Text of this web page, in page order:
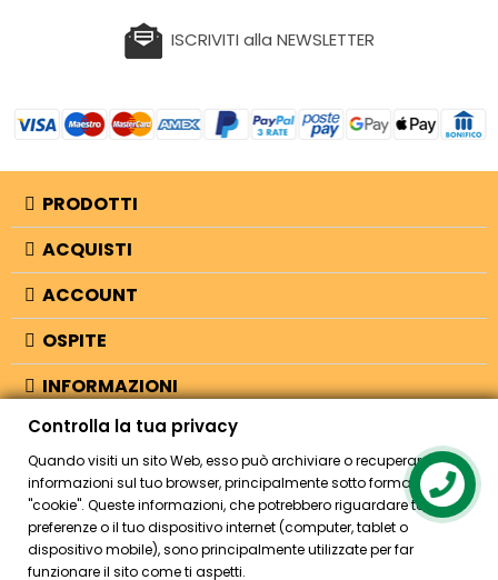
ISCRIVITI alla NEWSLETTER
PRODOTTI
ACQUISTI
ACCOUNT
OSPITE
INFORMAZIONI
NEGOZIO
© 2026 - Bellearti.it -credits
Controlla la tua privacy
Quando visiti un sito Web, esso può archiviare o recuperare
informazioni sul tuo browser, principalmente sotto forma di
"cookie". Queste informazioni, che potrebbero riguardare te, le tue
preferenze o il tuo dispositivo internet (computer, tablet o
dispositivo mobile), sono principalmente utilizzate per far
funzionare il sito come ti aspetti.
Contact us